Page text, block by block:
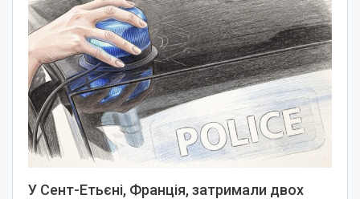
У Сент-Етьєні, Франція, затримали двох